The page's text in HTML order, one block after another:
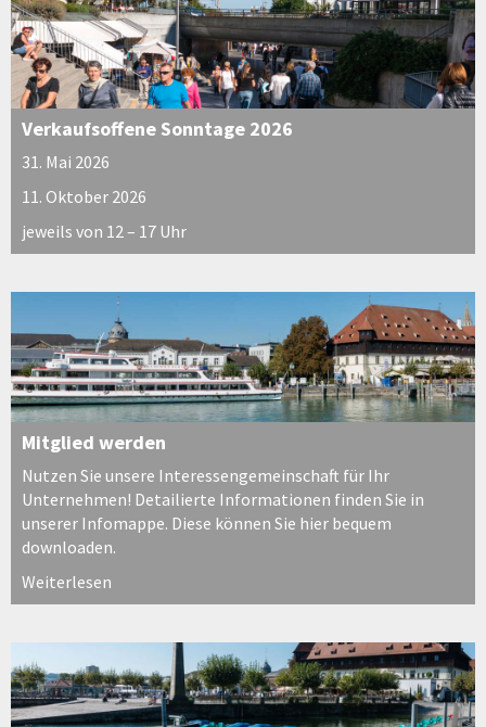
Verkaufsoffene Sonntage 2026
31. Mai 2026
11. Oktober 2026
jeweils von 12 – 17 Uhr
Mitglied werden
Nutzen Sie unsere Interessengemeinschaft für Ihr
Unternehmen! Detailierte Informationen finden Sie in
unserer Infomappe. Diese können Sie hier bequem
downloaden.
Weiterlesen